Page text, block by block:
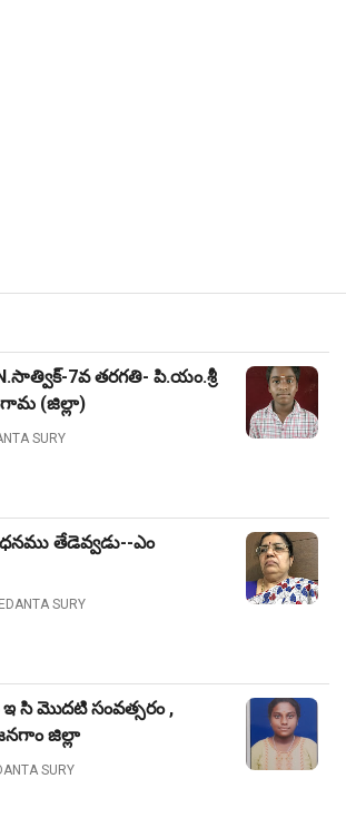
7వ తరగతి- పి.యం.శ్రీ
(జిల్లా)
SURY
ధనము తేడెవ్వడు--ఎం
SURY
ఇ సి మొదటి సంవత్సరం ,
జిల్లా
SURY